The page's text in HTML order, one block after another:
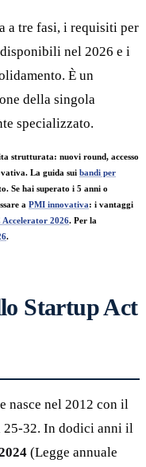
a tre fasi, i requisiti per
nel 2026 e i
È un
della singola
specializzato.
strutturata: nuovi round, accesso
La guida sui bandi per
Se hai superato i 5 anni o
a PMI innovativa: i vantaggi
Accelerator 2026. Per la
.
Startup Act
nasce nel 2012 con il
32. In dodici anni il
(Legge annuale